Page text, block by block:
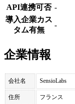
API連携可否 -
導入企業カス
タム有無
-
企業情報
会社名 SensioLabs
住所 フランス